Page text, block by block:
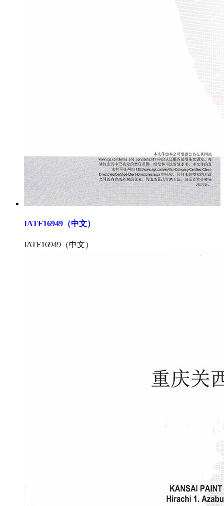
IATF16949（中文）
IATF16949（中文）